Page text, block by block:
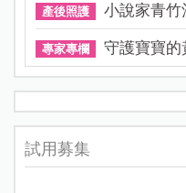
產後照護 小說家青竹
專家專欄 守護寶寶的
試用募集